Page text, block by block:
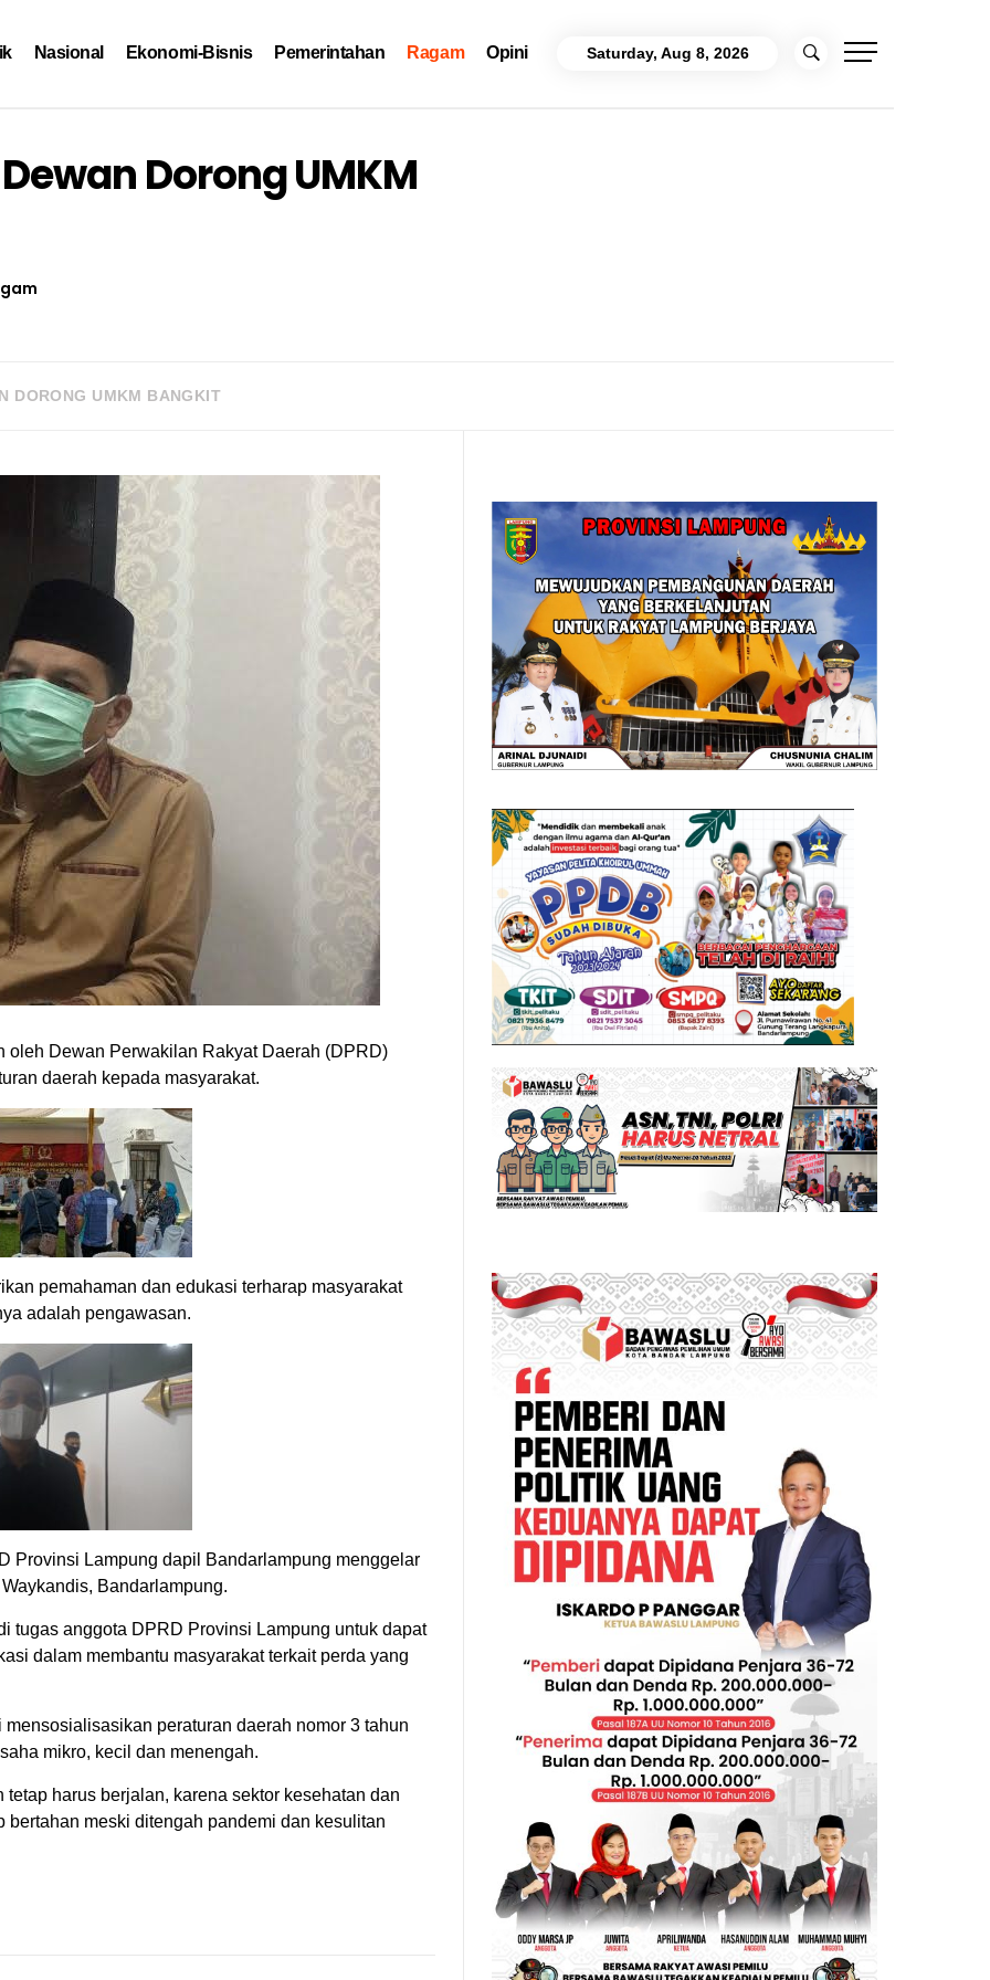
Nasional Ekonomi-Bisnis Pemerintahan Ragam Opini Saturday, Aug 8, 2026
Dorong UMKM
DORONG UMKM BANGKIT
Dewan Perwakilan Rakyat Daerah (DPRD)
daerah kepada masyarakat.
pemahaman dan edukasi terharap masyarakat
adalah pengawasan.
Provinsi Lampung dapil Bandarlampung menggelar
Bandarlampung.
tugas anggota DPRD Provinsi Lampung untuk dapat
dalam membantu masyarakat terkait perda yang
peraturan daerah nomor 3 tahun
mikro, kecil dan menengah.
harus berjalan, karena sektor kesehatan dan
meski ditengah pandemi dan kesulitan